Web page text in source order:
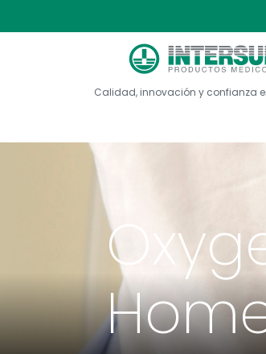
Calidad, innovación y confianza